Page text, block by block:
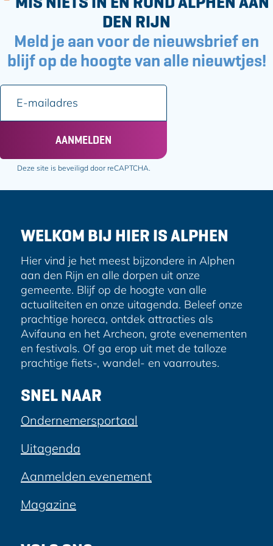
d
z
e
p
a
g
o
p
F
e
o
o
d
z
e
p
a
g
a
o
p
e
a
i
l
DEN RIJN
Meld je aan voor de nieuwsbrief en
blijf op de hoogte van alle nieuwtjes!
E
m
l
d
AANMELDEN
Deze site is beveiligd door reCAPTCHA.
WELKOM BIJ HIER IS ALPHEN
Hier vind je het meest bijzondere in Alphen
aan den Rijn en alle dorpen uit onze
gemeente. Blijf op de hoogte van alle
actualiteiten en onze uitagenda. Beleef onze
prachtige horeca, ontdek attracties als
Avifauna en het Archeon, grote evenementen
en festivals. Of ga erop uit met de talloze
prachtige fiets-, wandel- en vaarroutes.
SNEL NAAR
Ondernemersportaal
Uitagenda
Aanmelden evenement
Magazine